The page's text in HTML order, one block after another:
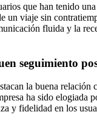
que han tenido
un viaje sin
fluida y la
seguimiento
la buena
ha sido elogiada
y fidelidad en los